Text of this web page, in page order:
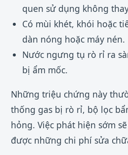
quen sử dụng không
Có mùi khét, khói hoặc
dàn nóng hoặc máy nén.
Nước ngưng tụ rò rỉ ra
bị ẩm mốc.
Những triệu chứng này
thống gas bị rò rỉ, bộ lọc
hỏng. Việc phát hiện sớm
được những chi phí sửa